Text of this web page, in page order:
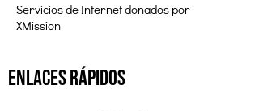
Servicios de Internet donados por
XMission
enlaces rápidos